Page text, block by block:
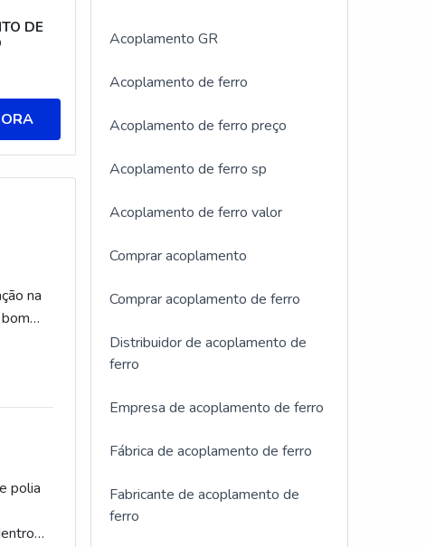
DE
na
polia
Acoplamento GR
Acoplamento de ferro
Acoplamento de ferro preço
Acoplamento de ferro sp
Acoplamento de ferro valor
Comprar acoplamento
Comprar acoplamento de ferro
Distribuidor de acoplamento de
ferro
Empresa de acoplamento de ferro
Fábrica de acoplamento de ferro
Fabricante de acoplamento de
ferro